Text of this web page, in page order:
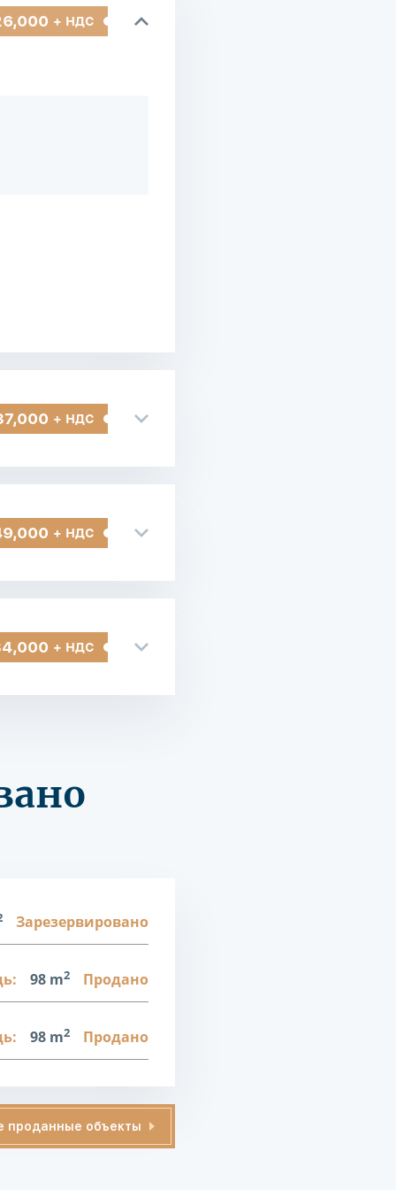
+ НДС
+ НДС
+ НДС
+ НДС
Зарезервировано
98 m2 Продано
98 m2 Продано
проданные объекты